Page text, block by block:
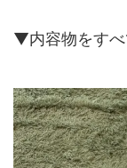
▼内容物をすべ